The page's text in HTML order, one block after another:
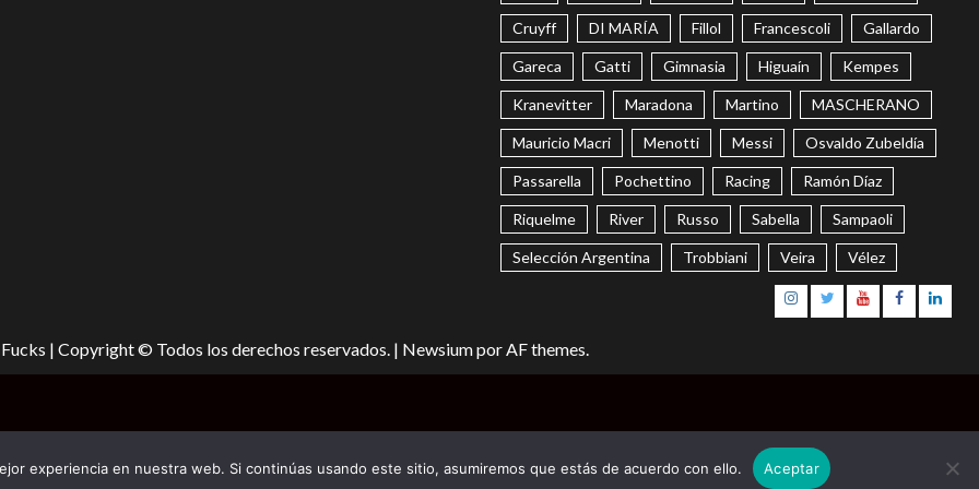
Cruyff DI MARÍA Fillol Francescoli Gallardo
Gareca Gatti Gimnasia Higuaín Kempes
Kranevitter Maradona Martino MASCHERANO
Mauricio Macri Menotti Messi Osvaldo Zubeldía
Passarella Pochettino Racing Ramón Díaz
Riquelme River Russo Sabella Sampaoli
Selección Argentina Trobbiani Veira Vélez
Instagram
TwitterYoutubeFacebook
| Copyright © Todos los derechos reservados. | Newsiumpor AF themes.
experiencia en nuestra web. Si continúas usando este sitio, asumiremos que estás de acuerdo con ello. Aceptar